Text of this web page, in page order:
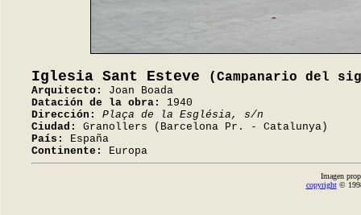
Iglesia Sant Esteve (Campanario del
Arquitecto:
Joan Boada
Datación de la obra:
1940
Dirección:
Plaça de la Església, s/n
Ciudad:
Granollers (Barcelona Pr. - Catalunya)
País:
España
Continente:
Europa
Imagen
copyright©